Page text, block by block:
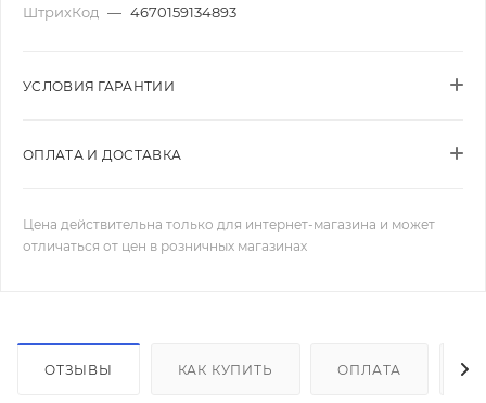
ШтрихКод — 4670159134893
УСЛОВИЯ ГАРАНТИИ
ОПЛАТА И ДОСТАВКА
Цена действительна только для интернет-магазина и может
отличаться от цен в розничных магазинах
ОТЗЫВЫ КАК КУПИТЬ ОПЛАТА